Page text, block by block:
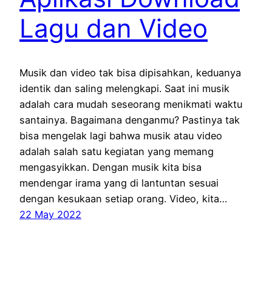
Lagu dan Video
Musik dan video tak bisa dipisahkan, keduanya
identik dan saling melengkapi. Saat ini musik
adalah cara mudah seseorang menikmati waktu
santainya. Bagaimana denganmu? Pastinya tak
bisa mengelak lagi bahwa musik atau video
adalah salah satu kegiatan yang memang
mengasyikkan. Dengan musik kita bisa
mendengar irama yang di lantuntan sesuai
dengan kesukaan setiap orang. Video, kita…
22 May 2022